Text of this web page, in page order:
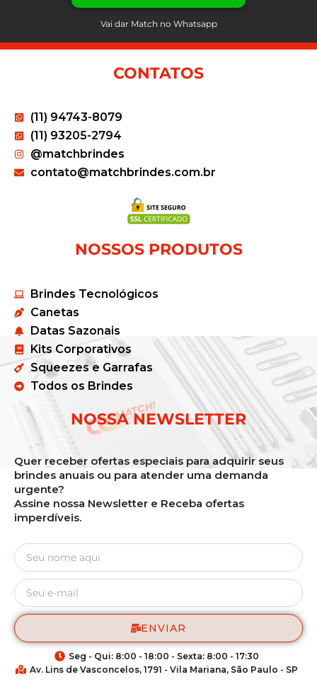
Vai dar Match no Whatsapp
CONTATOS
(11) 94743-8079
(11) 93205-2794
@matchbrindes
contato@matchbrindes.com.br
NOSSOS PRODUTOS
Brindes Tecnológicos
Canetas
Datas Sazonais
Kits Corporativos
Squeezes e Garrafas
Todos os Brindes
NOSSA NEWSLETTER
Quer receber ofertas especiais para adquirir seus
brindes anuais ou para atender uma demanda
urgente?
Assine nossa Newsletter e Receba ofertas
imperdíveis.
ENVIAR
Seg - Qui: 8:00 - 18:00 - Sexta: 8:00 - 17:30
Av. Lins de Vasconcelos, 1791 - Vila Mariana, São Paulo - SP